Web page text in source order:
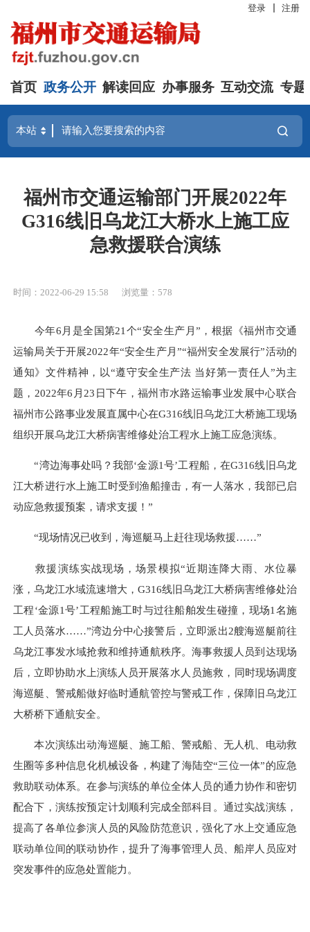
登录 注册
首页 政务公开 解读回应 办事服务 互动交流 专题
福州市交通运输部门开展2022年
G316线旧乌龙江大桥水上施工应
急救援联合演练
时间：2022-06-29 15:58 浏览量：578
今年6月是全国第21个“安全生产月”，根据 《福州市交通
运输局关于开展2022年“安全生产月”“福州安全发展行”活动的
通知》文件精神 ， 以“遵守安全生产法 当好第一责任人”为主
题，2022年6月23 日下午，福州市水路运输事业发展中心联合
福州市公路事业发展直属中心在G316线旧乌龙江大桥施工现场
组织开展乌龙江大桥病害维修处治工程水上施工应急演练。
“湾边海事处吗？我部‘金源1号’工程船，在G316线旧乌龙
江大桥进行水上施工时受到渔船撞击，有一人落水，我部已启
动应急救援预案，请求支援！”
“现场情况已收到，海巡艇马上赶往现场救援……”
救援演练实战现场，场景模拟“近期连降大雨、水位暴
涨，乌龙江水域流速增大，G316线旧乌龙江大桥病害维修处治
工程‘金源1号’工程船施工时与过往船舶发生碰撞，现场1名施
工人员落水……”湾边分中心接警后，立即派出2艘海巡艇前往
乌龙江事发水域抢救和维持通航秩序。海事救援人员到达现场
后，立即协助水上演练人员开展落水人员施救 ，同时现场调度
海巡艇、警戒船做好临时通航管控与警戒工作，保障旧乌龙江
大桥桥下通航安全。
本次演练出动海巡艇、施工船、警戒船、无人机、电动救
生圈等多种信息化机械设备，构建了海陆空“三位一体”的应急
救助联动体系。在参与演练的单位全体人员的通力协作和密切
配合下，演练按预定计划顺利完成全部科目。通过实战演练，
提高了各单位参演人员的风险防范意识，强化了水上交通应急
联动单位间的联动协作，提升了海事管理人员、船岸人员应对
突发事件的应急处置能力 。